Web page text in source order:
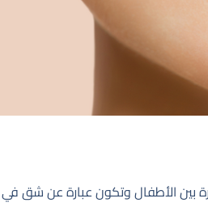
بين الأطفال وتكون عبارة عن شق